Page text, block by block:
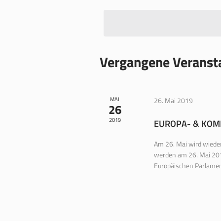
Vergangene
MAI
26
2019
26. Mai 2019
EUROPA- &
Am 26. Mai wird
werden am 26. Mai
Europäischen